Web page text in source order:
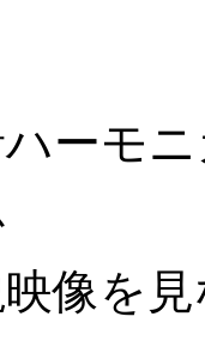
ーモ
像を